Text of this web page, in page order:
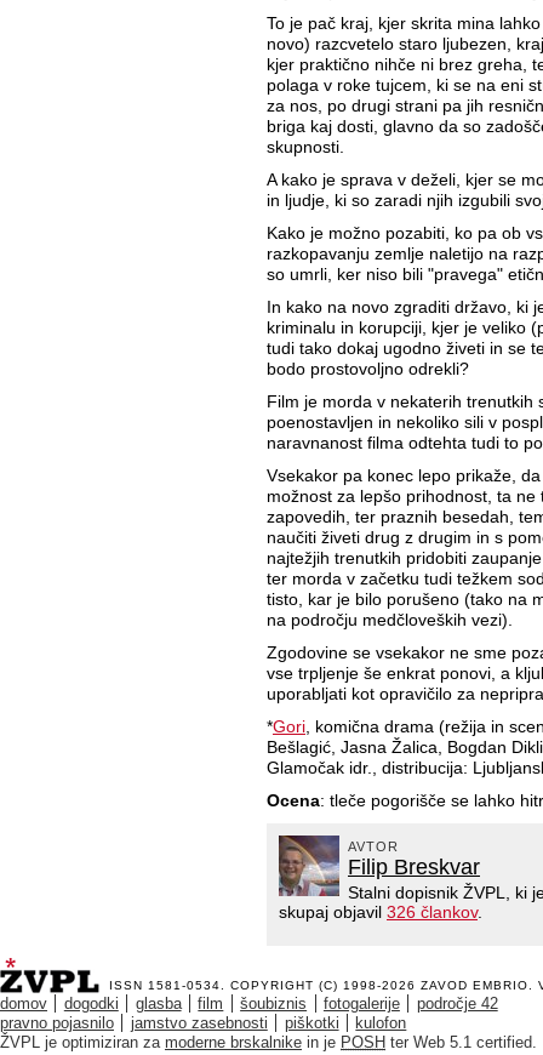
To je pač kraj, kjer skrita mina
novo) razcvetelo staro ljubezen,
kjer praktično nihče ni brez greha,
polaga v roke tujcem, ki se na eni
za nos, po drugi strani pa jih
briga kaj dosti, glavno da so
skupnosti.
A kako je sprava v deželi, kjer se
in ljudje, ki so zaradi njih izgubili
Kako je možno pozabiti, ko pa ob
razkopavanju zemlje naletijo na
so umrli, ker niso bili "pravega"
In kako na novo zgraditi državo, ki
kriminalu in korupciji, kjer je veliko
tudi tako dokaj ugodno živeti in se
bodo prostovoljno odrekli?
Film je morda v nekaterih trenutkih
poenostavljen in nekoliko sili v
naravnanost filma odtehta tudi to
Vsekakor pa konec lepo prikaže,
možnost za lepšo prihodnost, ta
zapovedih, ter praznih besedah,
naučiti živeti drug z drugim in s
najtežjih trenutkih pridobiti
ter morda v začetku tudi težkem
tisto, kar je bilo porušeno (tako na
na področju medčloveških vezi).
Zgodovine se vsekakor ne sme
vse trpljenje še enkrat ponovi, a
uporabljati kot opravičilo za
*Gori, komična drama (režija in
Bešlagić, Jasna Žalica, Bogdan
Glamočak idr., distribucija:
Ocena: tleče pogorišče se lahko
AVTOR
Filip Breskvar
Stalni dopisnik ŽVPL, ki
skupaj objavil 326 člankov.
ISSN 1581-0534. COPYRIGHT (C) 1998-2026 ZAVOD EMBRIO .
domov dogodki glasba film šoubiznis fotogalerije
področje 42
pravno pojasnilo
jamstvo zasebnosti piškotki
kulofon
ŽVPL je optimiziran za moderne brskalnike in je POSH ter Web 5.1 certified.